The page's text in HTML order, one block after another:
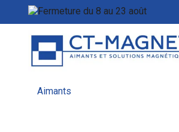
Fermeture du 8 au 23
Aimants